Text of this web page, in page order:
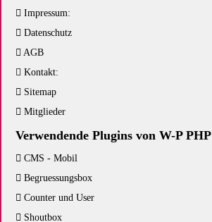
Impressum:
Datenschutz
AGB
Kontakt:
Sitemap
Mitglieder
Verwendende Plugins von W-P PHP
CMS - Mobil
Begruessungsbox
Counter und User
Shoutbox